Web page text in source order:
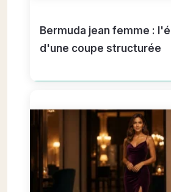
Bermuda jean femme :
d'une coupe structurée